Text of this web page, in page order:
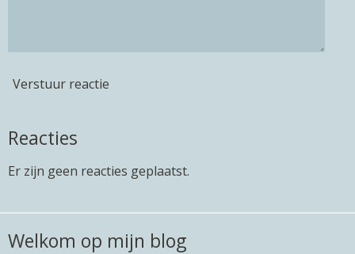
Verstuur reactie
Reacties
Er zijn geen reacties geplaatst.
Welkom op mijn blog